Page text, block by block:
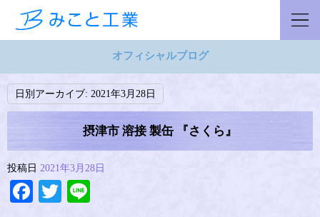
オフィシャルブログ
日別アーカイブ: 2021年3月28日
摂津市 溶接 製缶 『さくら』
投稿日 2021年3月28日
Facebook
Twitter